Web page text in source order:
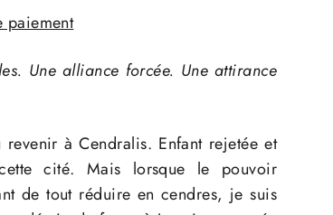
paiement
Une alliance forcée. Une attirance
revenir à Cendralis. Enfant rejetée et
cité. Mais lorsque le pouvoir
de tout réduire en cendres, je suis